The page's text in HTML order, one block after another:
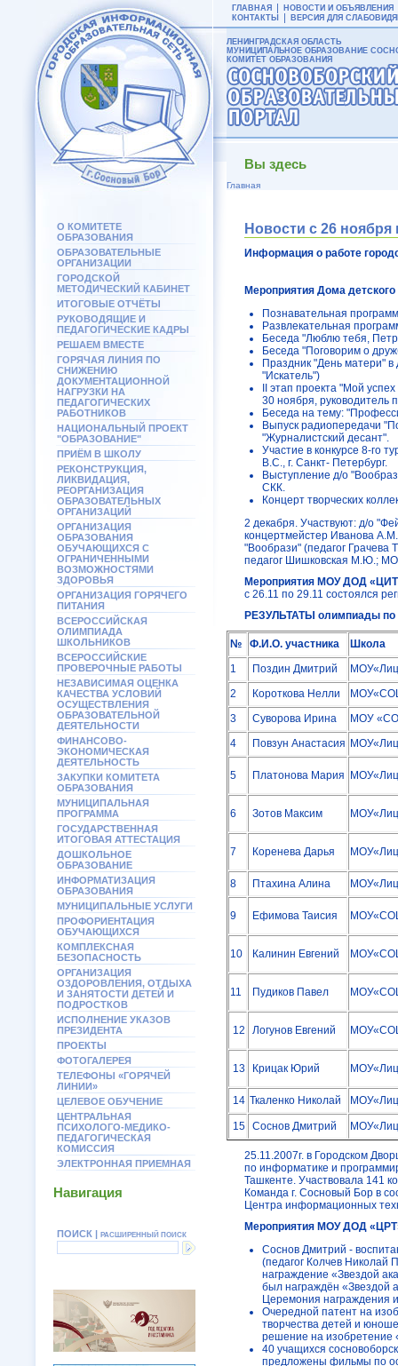
О КОМИТЕТЕ
ОБРАЗОВАНИЯ
ОБРАЗОВАТЕЛЬНЫЕ
ОРГАНИЗАЦИИ
ГОРОДСКОЙ
МЕТОДИЧЕСКИЙ КАБИНЕТ
ИТОГОВЫЕ ОТЧЁТЫ
РУКОВОДЯЩИЕ И
ПЕДАГОГИЧЕСКИЕ КАДРЫ
РЕШАЕМ ВМЕСТЕ
ГОРЯЧАЯ ЛИНИЯ ПО
СНИЖЕНИЮ
ДОКУМЕНТАЦИОННОЙ
НАГРУЗКИ НА
ПЕДАГОГИЧЕСКИХ
РАБОТНИКОВ
НАЦИОНАЛЬНЫЙ ПРОЕКТ
"ОБРАЗОВАНИЕ"
ПРИЁМ В ШКОЛУ
РЕКОНСТРУКЦИЯ,
ЛИКВИДАЦИЯ,
РЕОРГАНИЗАЦИЯ
ОБРАЗОВАТЕЛЬНЫХ
ОРГАНИЗАЦИЙ
ОРГАНИЗАЦИЯ
ОБРАЗОВАНИЯ
ОБУЧАЮЩИХСЯ С
ОГРАНИЧЕННЫМИ
ВОЗМОЖНОСТЯМИ
ЗДОРОВЬЯ
ОРГАНИЗАЦИЯ ГОРЯЧЕГО
ПИТАНИЯ
ВСЕРОССИЙСКАЯ
ОЛИМПИАДА
ШКОЛЬНИКОВ
ВСЕРОССИЙСКИЕ
ПРОВЕРОЧНЫЕ РАБОТЫ
НЕЗАВИСИМАЯ ОЦЕНКА
КАЧЕСТВА УСЛОВИЙ
ОСУЩЕСТВЛЕНИЯ
ОБРАЗОВАТЕЛЬНОЙ
ДЕЯТЕЛЬНОСТИ
ФИНАНСОВО-
ЭКОНОМИЧЕСКАЯ
ДЕЯТЕЛЬНОСТЬ
ЗАКУПКИ КОМИТЕТА
ОБРАЗОВАНИЯ
МУНИЦИПАЛЬНАЯ
ПРОГРАММА
ГОСУДАРСТВЕННАЯ
ИТОГОВАЯ АТТЕСТАЦИЯ
ДОШКОЛЬНОЕ
ОБРАЗОВАНИЕ
ИНФОРМАТИЗАЦИЯ
ОБРАЗОВАНИЯ
МУНИЦИПАЛЬНЫЕ УСЛУГИ
ПРОФОРИЕНТАЦИЯ
ОБУЧАЮЩИХСЯ
КОМПЛЕКСНАЯ
БЕЗОПАСНОСТЬ
ОРГАНИЗАЦИЯ
ОЗДОРОВЛЕНИЯ, ОТДЫХА
И ЗАНЯТОСТИ ДЕТЕЙ И
ПОДРОСТКОВ
ИСПОЛНЕНИЕ УКАЗОВ
ПРЕЗИДЕНТА
ПРОЕКТЫ
ФОТОГАЛЕРЕЯ
ТЕЛЕФОНЫ «ГОРЯЧЕЙ
ЛИНИИ»
ЦЕЛЕВОЕ ОБУЧЕНИЕ
ЦЕНТРАЛЬНАЯ
ПСИХОЛОГО-МЕДИКО-
ПЕДАГОГИЧЕСКАЯ
КОМИССИЯ
ЭЛЕКТРОННАЯ ПРИЕМНАЯ
Навигация
ПОИСК | РАСШИРЕННЫЙ ПОИСК
ГЛАВНАЯ
НОВОСТИ И ОБЪЯВЛЕНИЯ
КОНТАКТЫ
ВЕРСИЯ ДЛЯ
ЛЕНИНГРАДСКАЯ ОБЛАСТЬ
МУНИЦИПАЛЬНОЕ ОБРАЗОВАНИЕ
КОМИТЕТ ОБРАЗОВАНИЯ
Вы здесь
Главная
Новости с 26 ноября
Информация о работе
Мероприятия Дома детского
Познавательная
Развлекательная
Беседа "Люблю тебя,
Беседа "Поговорим о
Праздник "День матери"
"Искатель")
II этап проекта "Мой
30 ноября, руководитель
Беседа на тему:
Выпуск радиопередачи
"Журналистский десант".
Участие в конкурсе 8-го
В.С., г. Санкт- Петербург.
Выступление д/о
СКК.
Концерт творческих
2 декабря. Участвуют: д/о
концертмейстер Иванова
"Вообрази" (педагог
педагог Шишковская М.Ю.;
Мероприятия МОУ ДОД
с 26.11 по 29.11 состоялся
РЕЗУЛЬТАТЫ олимпиады по
№ Ф.И.О. участника
Школа
1
Поздин Дмитрий
2
Короткова Нелли
3
Суворова Ирина
МОУ
4
Повзун Анастасия
5 Платонова Мария
6 Зотов Максим
7 Коренева Дарья
8 Птахина Алина
9 Ефимова Таисия
10 Калинин Евгений
11 Пудиков Павел
12 Логунов Евгений
13 Крицак Юрий
14 Ткаленко Николай
15 Соснов Дмитрий
25.11.2007г. в Городском
по информатике и
Ташкенте. Участвовала 141
Команда г. Сосновый Бор в
Центра информационных
Мероприятия МОУ ДОД
Соснов Дмитрий -
(педагог Колчев Николай
награждение «Звездой
был награждён «Звездой
Церемония награждения
Очередной патент на
творчества детей и
решение на изобретение
40 учащихся
предложены фильмы по